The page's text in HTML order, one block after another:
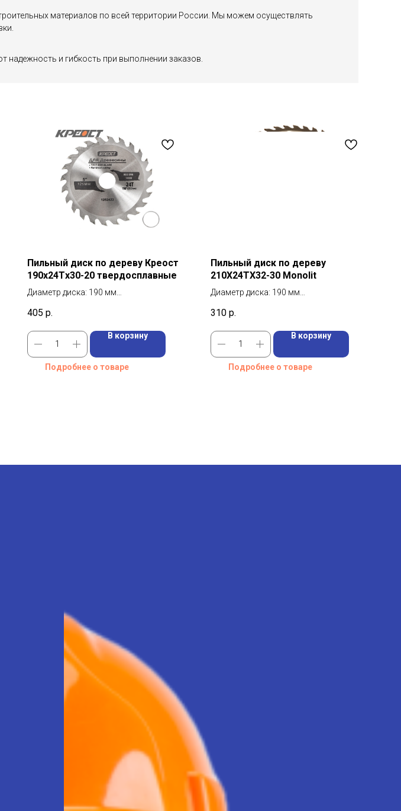
материалов по всей территории России. Мы можем осуществлять
надежность и гибкость при выполнении заказов.
Пильный диск по дереву Креост
190х24Tх30-20 твердосплавные
Диаметр диска: 190 мм
Количество зубьев: 24 шт
405 р.
В корзину
Подробнее о товаре
Пильный диск по дереву
210Х24ТХ32-30 Monolit
Диаметр диска: 190 мм
Количество зубьев: 24 шт
310 р.
В корзину
Подробнее о товаре